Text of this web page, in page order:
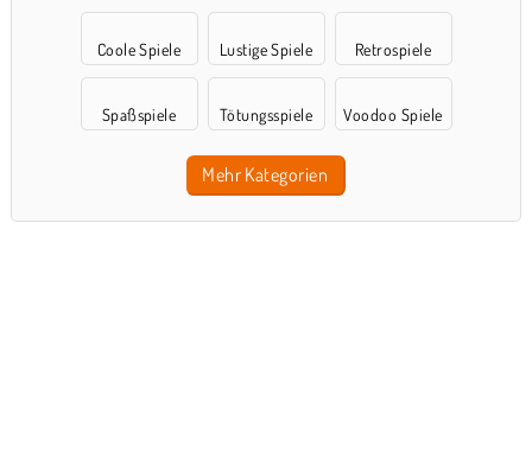
Coole Spiele Lustige Spiele Retrospiele
Spaßspiele Tötungsspiele Voodoo Spiele
Mehr Kategorien